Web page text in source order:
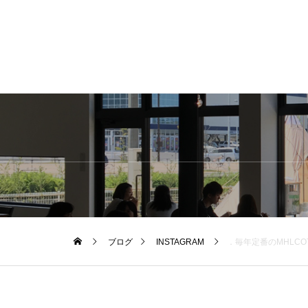
ブログ INSTAGRAM ．毎年定番のMHLCOTTON NYLON